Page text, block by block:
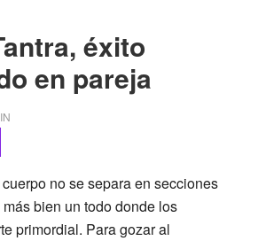
éxito
en pareja
no se separa en secciones
bien un todo donde los
primordial. Para gozar al